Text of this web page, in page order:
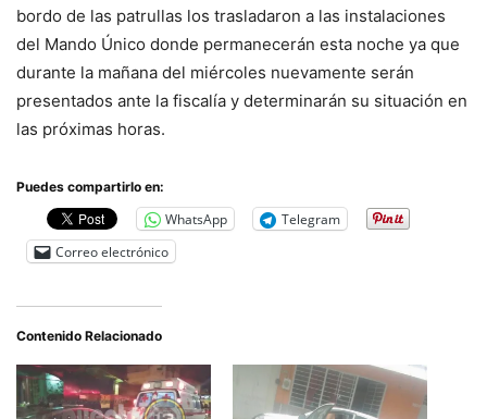
bordo de las patrullas los trasladaron a las instalaciones
del Mando Único donde permanecerán esta noche ya que
durante la mañana del miércoles nuevamente serán
presentados ante la fiscalía y determinarán su situación en
las próximas horas.
Puedes compartirlo en:
WhatsApp
Telegram
Correo electrónico
Contenido Relacionado